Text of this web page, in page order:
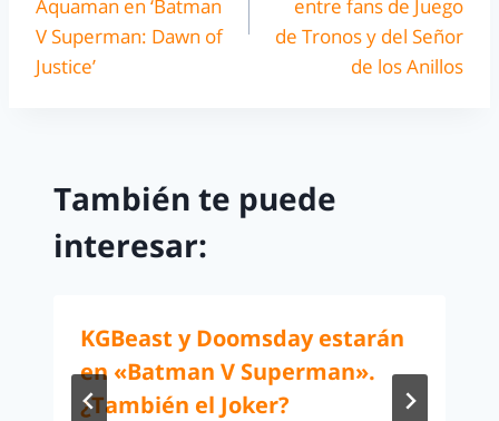
Aquaman en ‘Batman
V Superman: Dawn of
Justice’
entre fans de Juego
de Tronos y del Señor
de los Anillos
También te puede
interesar:
KGBeast y Doomsday estarán
en «Batman V Superman».
¿También el Joker?